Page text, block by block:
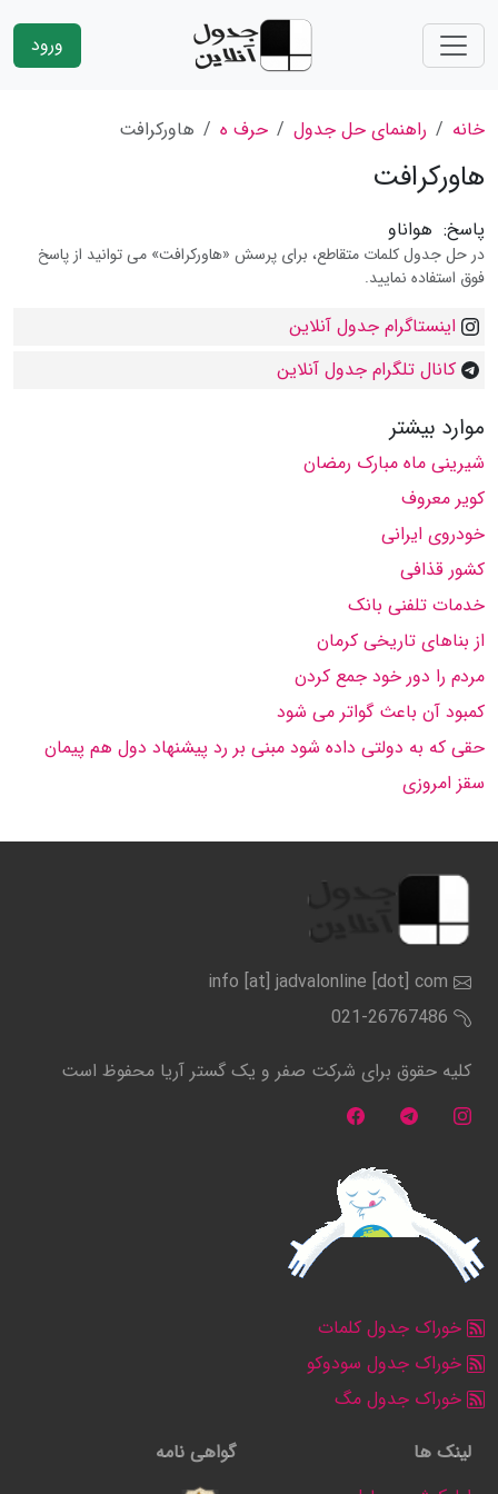
ورود
خانه راهنمای حل جدول حرف ه هاورکرافت
هاورکرافت
پاسخ: هواناو
در حل جدول کلمات متقاطع، برای پرسش «هاورکرافت» می توانید از پاسخ
فوق استفاده نمایید.
اینستاگرام جدول آنلاین
کانال تلگرام جدول آنلاین
موارد بیشتر
شیرینی ماه مبارک رمضان
کویر معروف
خودروی ایرانی
کشور قذافی
خدمات تلفنی بانک
از بناهای تاریخی کرمان
مردم را دور خود جمع کردن
کمبود آن باعث گواتر می شود
حقی که به دولتی داده شود مبنی بر رد پیشنهاد دول هم پیمان
سقز امروزی
info [at] jadvalonline [dot] com
021-26767486
کلیه حقوق برای شرکت صفر و یک گستر آریا محفوظ است
خوراک جدول کلمات
خوراک جدول سودوکو
خوراک جدول مگ
لینک ها
گواهی نامه